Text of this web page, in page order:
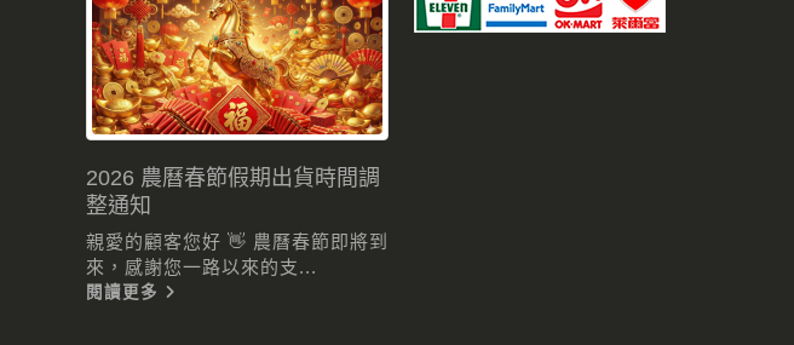
2026 農曆春節假期出貨時間調
整通知
親愛的顧客您好 👋 農曆春節即將到
來，感謝您一路以來的支...
閱讀更多